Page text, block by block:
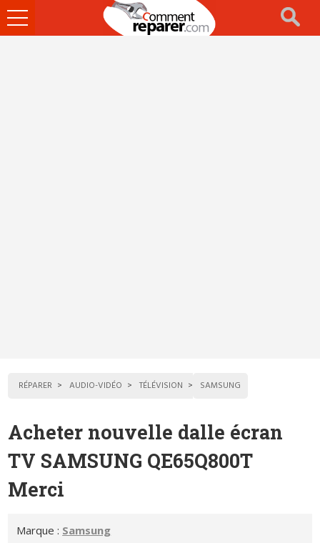
Ouvrir
le
RÉPARER AUDIO-VIDÉO TÉLÉVISION SAMSUNG
Acheter nouvelle dalle écran
TV SAMSUNG QE65Q800T
Merci
Marque : Samsung